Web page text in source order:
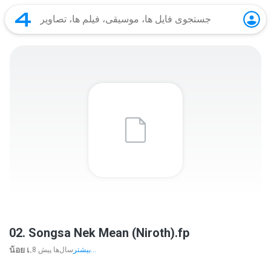
02. Songsa Nek Mean (Niroth).fp
น้อย เ. 8 سال‌ها پیش بیشتر...